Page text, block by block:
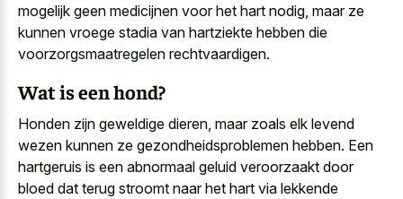
mogelijk geen medicijnen voor het hart nodig, maar ze
kunnen vroege stadia van hartziekte hebben die
voorzorgsmaatregelen rechtvaardigen.
Wat is een hond?
Honden zijn geweldige dieren, maar zoals elk levend
wezen kunnen ze gezondheidsproblemen hebben. Een
hartgeruis is een abnormaal geluid veroorzaakt door
bloed dat terug stroomt naar het hart via lekkende